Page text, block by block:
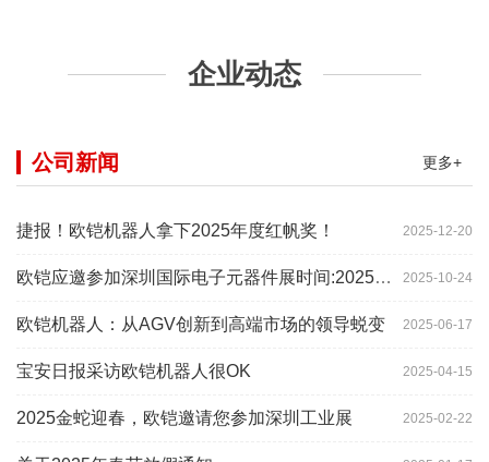
企业动态
更多+
公司新闻
2025-12-20
捷报！欧铠机器人拿下2025年度红帆奖！
2025-10-24
欧铠应邀参加深圳国际电子元器件展时间:2025年10月28-
2025-06-17
欧铠机器人：从AGV创新到高端市场的领导蜕变
2025-04-15
宝安日报采访欧铠机器人很OK
2025-02-22
2025金蛇迎春，欧铠邀请您参加深圳工业展